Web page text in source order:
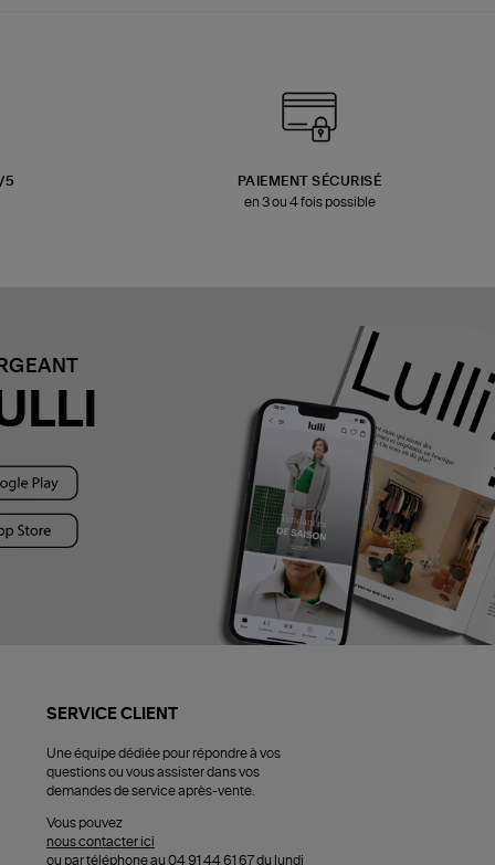
5
PAIEMENT SÉCURISÉ
en 3 ou 4 fois possible
SERVICE CLIENT
Une équipe dédiée pour répondre à vos
questions ou vous assister dans vos
demandes de service après-vente.
Vous pouvez
nous contacter ici
ou par téléphone au 04 91 44 61 67 du lundi